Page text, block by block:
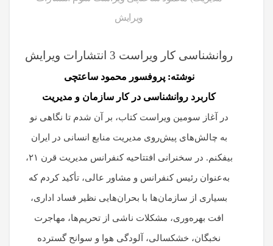
ویرایش
روانشناسی کار ویراست 3 انتشارات ویرایش
نوشته: پروفسور محمود ساعتچی
کاربرد روانشناسی در کار سازمان و مدیریت
در آغاز سومین ویراست کتاب، بر آن شدم تا نگاهی نو
به چالش‌های پیش‌روی مدیریت منابع انسانی در ایران
بیفکنم. در سخنرانی افتتاحیه کنفرانس مدیریت قرن ۲۱،
به‌عنوان رئیس کنفرانس و مشاور عالی، تأکید کردم که
بسیاری از سازمان‌ها با بحران‌هایی نظیر فساد اداری،
افت بهره‌وری، مشکلات ناشی از تحریم‌ها، مهاجرت
نخبگان، خشکسالی، آلودگی هوا و سوانح گسترده